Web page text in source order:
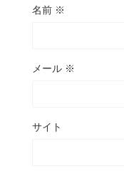
名前 ※
メール ※
サイト